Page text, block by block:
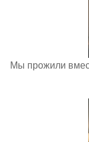
Мы прожили